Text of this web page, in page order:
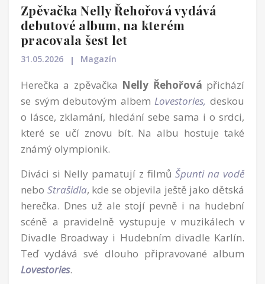
Zpěvačka Nelly Řehořová vydává
debutové album, na kterém
pracovala šest let
31.05.2026 Magazín
Herečka a zpěvačka Nelly Řehořová přichází
se svým debutovým albem Lovestories, deskou
o lásce, zklamání, hledání sebe sama i o srdci,
které se učí znovu bít. Na albu hostuje také
známý olympionik.
Diváci si Nelly pamatují z filmů Špunti na vodě
nebo Strašidla, kde se objevila ještě jako dětská
herečka. Dnes už ale stojí pevně i na hudební
scéně a pravidelně vystupuje v muzikálech v
Divadle Broadway i Hudebním divadle Karlín.
Teď vydává své dlouho připravované album
Lovestories.